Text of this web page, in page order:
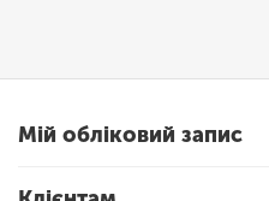
Мій обліковий запис